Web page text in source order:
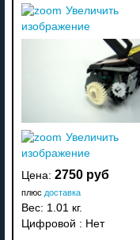
Увеличить
изображение
Увеличить
изображение
Цена: 2750 руб
плюс доставка
Вес: 1.01 кг.
Цифровой : Нет